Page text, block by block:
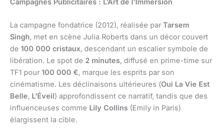
La campagne fondatrice (2012), réalisée par Tarsem
Singh, met en scène Julia Roberts dans un décor couvert
de 100 000 cristaux, descendant un escalier symbole de
libération. Le spot de 2 minutes, diffusé en prime-time sur
TF1 pour 100 000 €, marque les esprits par son
cinématisme. Les déclinaisons ultérieures (Oui La Vie Est
Belle, L’Éveil) approfondissent ce narratif, tandis que des
influenceuses comme Lily Collins (Emily in Paris)
élargissent la cible.